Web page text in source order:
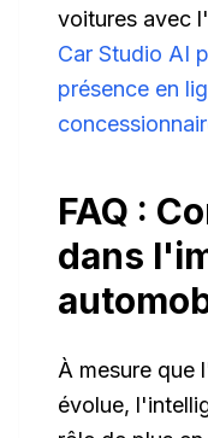
voitures avec
Car Studio AI
présence en
FAQ :
dans
À mesure que
évolue,